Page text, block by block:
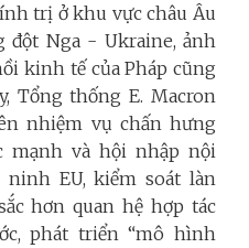
trị ở khu vực châu Âu
đột Nga - Ukraine, ảnh
kinh tế của Pháp cũng
Tổng thống E. Macron
nhiệm vụ chấn hưng
mạnh và hội nhập nội
EU, kiểm soát làn
hơn quan hệ hợp tác
phát triển “mô hình